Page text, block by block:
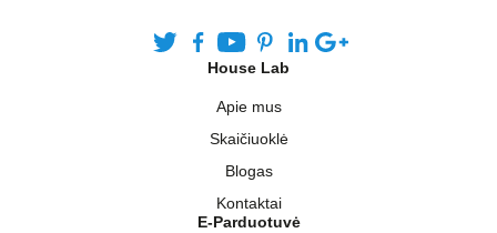
House Lab
Apie mus
Skaičiuoklė
Blogas
Kontaktai
E-Parduotuvė